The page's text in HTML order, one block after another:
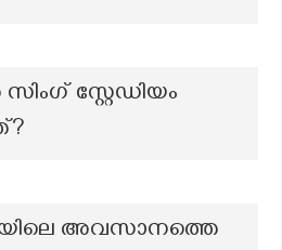
സ്റ്റേഡിയം
അവസാനത്തെ